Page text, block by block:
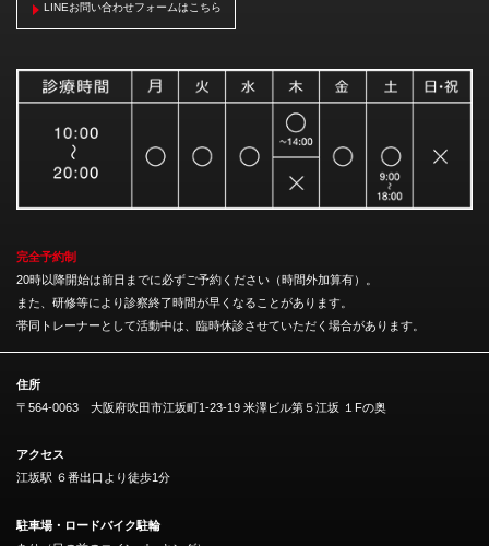
LINEお問い合わせフォームはこちら
完全予約制
20時以降開始は前日までに必ずご予約ください（時間外加算有）。
また、研修等により診察終了時間が早くなることがあります。
帯同トレーナーとして活動中は、臨時休診させていただく場合があります。
住所
〒564-0063 大阪府吹田市江坂町1-23-19 米澤ビル第５江坂 １Fの奥
アクセス
江坂駅 ６番出口より徒歩1分
駐車場・ロードバイク駐輪